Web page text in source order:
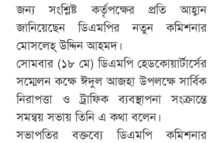
জন্য সংশ্লিষ্ট কর্তৃপক্ষের প্রতি আহ্বান
জানিয়েছেন ডিএমপির নতুন কমিশনার
মোসলেহ্ উদ্দিন আহমদ।
সোমবার (১৮ মে) ডিএমপি হেডকোয়ার্টার্সের
সম্মেলন কক্ষে ঈদুল আজহা উপলক্ষে সার্বিক
নিরাপত্তা ও ট্রাফিক ব্যবস্থাপনা সংক্রান্তে
সমন্বয় সভায় তিনি এ কথা বলেন।
সভাপতির বক্তব্যে ডিএমপি কমিশনার